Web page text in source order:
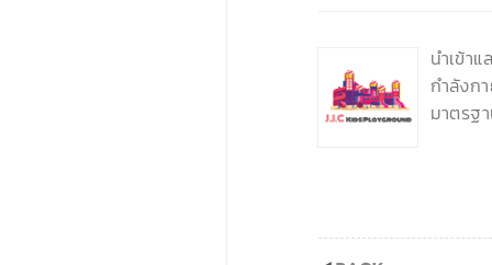
นำเข้า
กำลังก
มาตรฐ